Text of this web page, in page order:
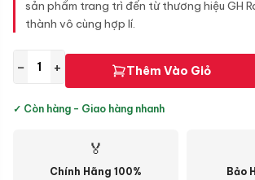
sản phẩm trang trì đến từ thương hiệu GH
thành vô cùng hợp lí.
− + Thêm Vào Giỏ
✓ Còn hàng - Giao hàng nhanh
🏅
Chính Hãng 100% Bảo